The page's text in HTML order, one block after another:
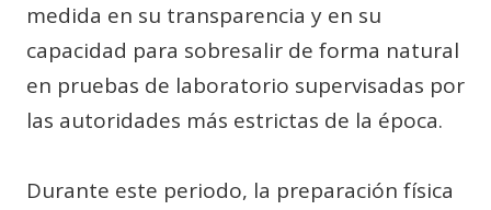
medida en su transparencia y en su
capacidad para sobresalir de forma natural
en pruebas de laboratorio supervisadas por
las autoridades más estrictas de la época.
Durante este periodo, la preparación física